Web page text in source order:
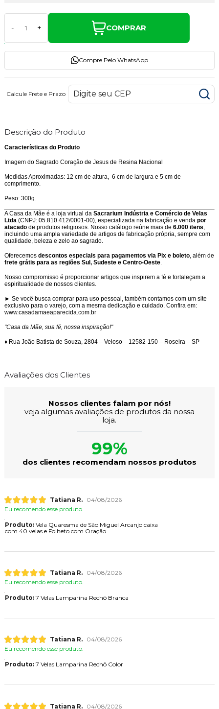
- + COMPRAR
Compre Pelo WhatsApp
Calcule Frete e Prazo
Descrição do Produto
Características do Produto
Imagem do Sagrado Coração de Jesus de Resina Nacional
Medidas Aproximadas: 12 cm de altura, 6 cm de largura e 5 cm de
comprimento.
Peso: 300g.
A Casa da Mãe é a loja virtual daSacrarium Indústria e Comércio de Velas
Ltda(CNPJ: 05.810.412/0001-00), especializada na fabricação e venda por
atacadode produtos religiosos. Nosso catálogo reúne mais de 6.000 itens,
incluindo uma ampla variedade de artigos de fabricação própria, sempre com
qualidade, beleza e zelo ao sagrado.
Oferecemos descontos especiais para pagamentos via Pix e boleto, além de
frete grátis para as regiões Sul, Sudeste e Centro-Oeste.
Nosso compromisso é proporcionar artigos que inspirem a fé e fortaleçam a
espiritualidade de nossos clientes.
► Se você busca comprar para uso pessoal, também contamos com um site
exclusivo para o varejo, com a mesma dedicação e cuidado. Confira em:
www.casadamaeaparecida.com.br
"Casa da Mãe, sua fé, nossa inspiração!"
♦ Rua João Batista de Souza, 2804 – Veloso – 12582-150 – Roseira – SP
Avaliações dos Clientes
Nossos clientes falam por nós!
veja algumas avaliações de produtos da nossa
loja.
99%
dos clientes recomendam nossos produtos
Tatiana R.
04/08/2026
Eu recomendo esse produto.
Produto:Vela Quaresma de São Miguel Arcanjo caixa
com 40 velas e Folheto com Oração
Tatiana R.
04/08/2026
Eu recomendo esse produto.
Produto:7 Velas Lamparina Rechô Branca
Tatiana R.
04/08/2026
Eu recomendo esse produto.
Produto:7 Velas Lamparina Rechô Color
Tatiana R. 04/08/2026